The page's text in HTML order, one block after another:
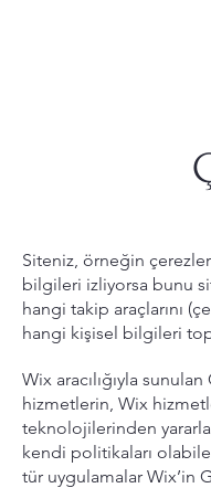
Siteniz, örneğin
bilgileri izliyorsa bunu
hangi takip araçlarını
hangi kişisel bilgileri
Wix aracılığıyla
hizmetlerin, Wix
teknolojilerinden
kendi politikaları
tür uygulamalar Wix’in